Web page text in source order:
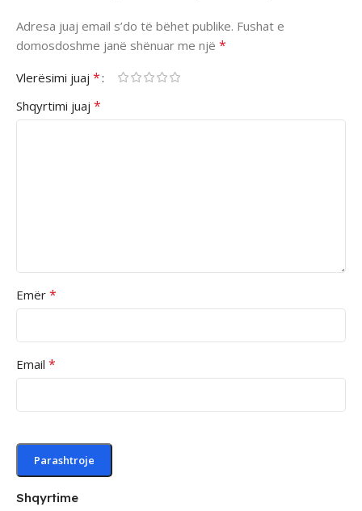
Shqyrtime
Adresa juaj email s’do të bëhet publike. Fushat e
domosdoshme janë shënuar me një *
Vlerësimi juaj *
Shqyrtimi juaj *
Emër *
Email *